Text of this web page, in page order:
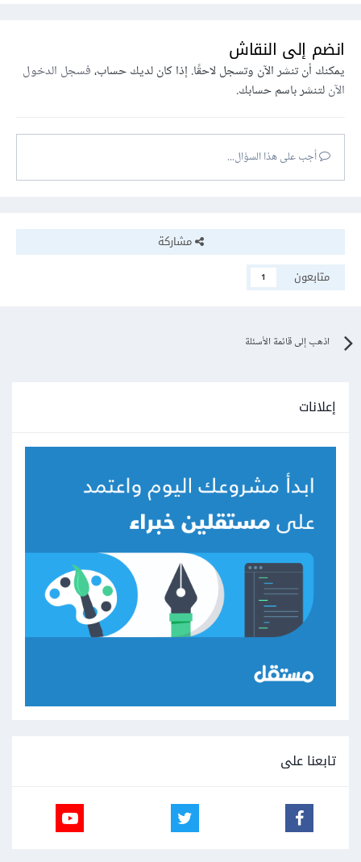
انضم إلى النقاش
يمكنك أن تنشر الآن وتسجل لاحقًا. إذا كان لديك حساب،فسجل الدخول
الآنلتنشر باسم حسابك.
أجب على هذا السؤال...
مشاركة
متابعون
1
اذهب إلى قائمة الأسئلة
إعلانات
تابعنا على